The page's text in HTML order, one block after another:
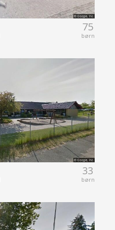
75
børn
33
børn